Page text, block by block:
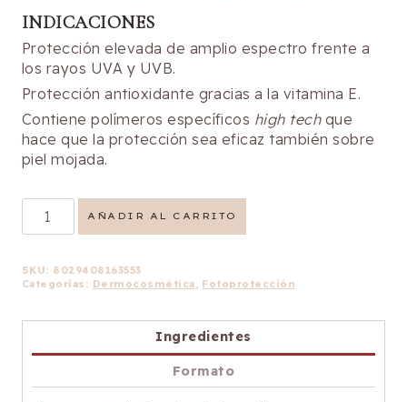
INDICACIONES
Protección elevada de amplio espectro frente a
los rayos UVA y UVB.
Protección antioxidante gracias a la vitamina E.
Contiene polímeros específicos high techque
hace que la protección sea eficaz también sobre
piel mojada.
Fluido
Facial
50
Color
AÑADIR AL CARRITO
SKU: 8029408163553
Categorías: Dermocosmética, Fotoprotección
Ingredientes
Formato